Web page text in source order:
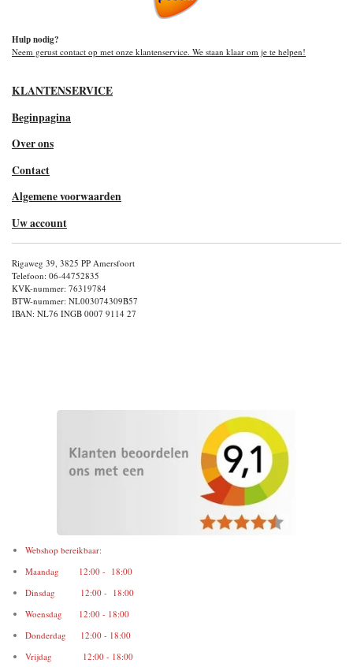
Hulp nodig?
Neem gerust contact op met onze klantenservice. We staan klaar om je te helpen!
KLANTENSERVICE
Beginpagina
Over ons
Contact
Algemene voorwaarden
Uw account
Rigaweg 39, 3825 PP Amersfoort
Telefoon: 06-44752835
KVK-nummer: 76319784
BTW-nummer: NL003074309B57
IBAN: NL76 INGB 0007 9114 27
Webshop bereikbaar:
Maandag 12:00 - 18:00
Dinsdag 12:00 - 18:00
Woensdag 12:00 - 18:00
Donderdag 12:00 - 18:00
Vrijdag 12:00 - 18:00